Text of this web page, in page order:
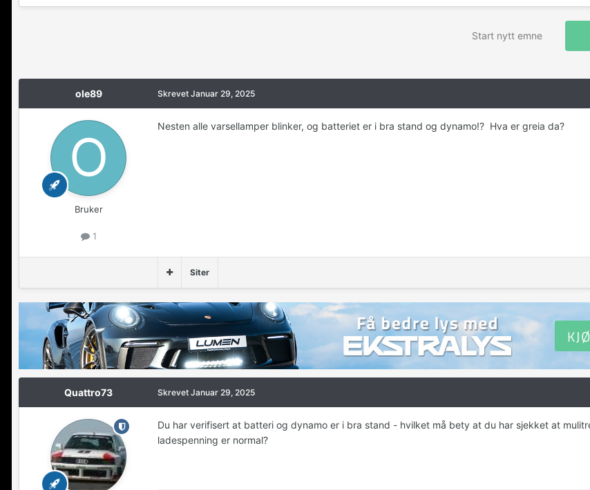
Start nytt emne
ole89
Bruker
1
Skrevet Januar 29, 2025
Nesten alle varsellamper blinker, og batteriet er i bra stand og dynamo!? Hva er greia da?
Siter
Quattro73 Skrevet Januar 29, 2025
Du har verifisert at batteri og dynamo er i bra stand - hvilket må bety at du har sjekket at
ladespenning er normal?